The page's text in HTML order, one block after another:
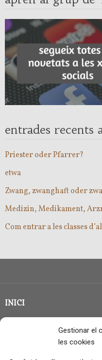
Gestionar el
les cookies
entrades recents
Priester oder Pfarrer?
etwa
Zwang, zwanghaft oder
Medizin, Medikament,
Com entrar a les classes
INICI
CLASSE EN GRUP
QUI SOC?